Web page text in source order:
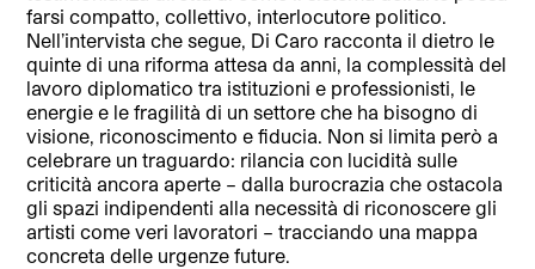
farsi compatto, collettivo, interlocutore politico.
Nell’intervista che segue, Di Caro racconta il dietro le
quinte di una riforma attesa da anni, la complessità del
lavoro diplomatico tra istituzioni e professionisti, le
energie e le fragilità di un settore che ha bisogno di
visione, riconoscimento e fiducia. Non si limita però a
celebrare un traguardo: rilancia con lucidità sulle
criticità ancora aperte – dalla burocrazia che ostacola
gli spazi indipendenti alla necessità di riconoscere gli
artisti come veri lavoratori – tracciando una mappa
concreta delle urgenze future.